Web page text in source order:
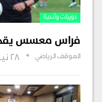
دوريات وأندية
فراس معسس
الموقف الرياضي 28 نيسان , 2023